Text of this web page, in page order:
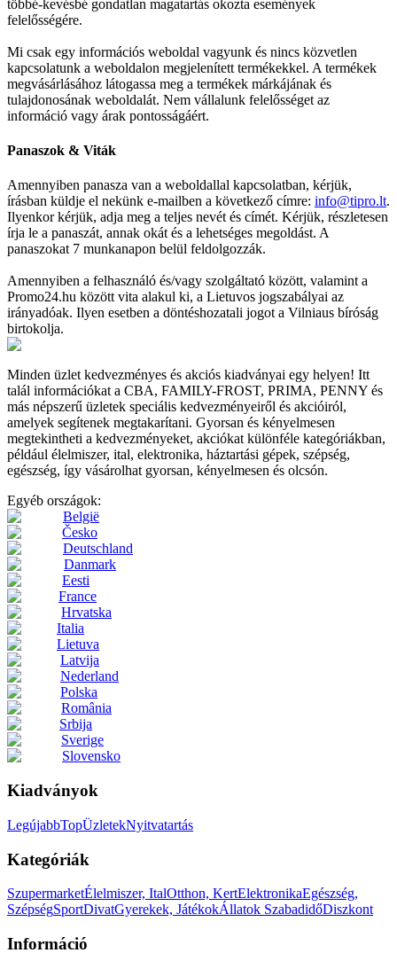
többé-kevésbé gondatlan magatartás okozta események
felelősségére.
Mi csak egy információs weboldal vagyunk és nincs közvetlen
kapcsolatunk a weboldalon megjelenített termékekkel. A termékek
megvásárlásához látogassa meg a termékek márkájának és
tulajdonosának weboldalát. Nem vállalunk felelősséget az
információ vagy árak pontosságáért.
Panaszok & Viták
Amennyiben panasza van a weboldallal kapcsolatban, kérjük,
írásban küldje el nekünk e-mailben a következő címre: info@tipro.lt.
Ilyenkor kérjük, adja meg a teljes nevét és címét. Kérjük, részletesen
írja le a panaszát, annak okát és a lehetséges megoldást. A
panaszokat 7 munkanapon belül feldolgozzák.
Amennyiben a felhasználó és/vagy szolgáltató között, valamint a
Promo24.hu között vita alakul ki, a Lietuvos jogszabályai az
irányadóak. Ilyen esetben a döntéshozatali jogot a Vilniaus bíróság
birtokolja.
Minden üzlet kedvezményes és akciós kiadványai egy helyen! Itt
talál információkat a CBA, FAMILY-FROST, PRIMA, PENNY és
más népszerű üzletek speciális kedvezményeiről és akcióiról,
amelyek segítenek megtakarítani. Gyorsan és kényelmesen
megtekintheti a kedvezményeket, akciókat különféle kategóriákban,
például élelmiszer, ital, elektronika, háztartási gépek, szépség,
egészség, így vásárolhat gyorsan, kényelmesen és olcsón.
Egyéb országok:
België
Česko
Deutschland
Danmark
Eesti
France
Hrvatska
Italia
Lietuva
Latvija
Nederland
Polska
România
Srbija
Sverige
Slovensko
Kiadványok
LegújabbTopÜzletekNyitvatartás
Kategóriák
SzupermarketÉlelmiszer, ItalOtthon, KertElektronikaEgészség,
SzépségSportDivatGyerekek, JátékokÁllatok SzabadidőDiszkont
Információ